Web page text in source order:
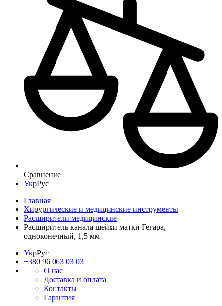
Сравнение
УкрРус
Главная
Хирургические и медицинские инструменты
Расширители медицинские
Расширитель канала шейки матки Гегара,
одноконечный, 1,5 мм
УкрРус
+380 96 063 03 03
О нас
Доставка и оплата
Контакты
Гарантия